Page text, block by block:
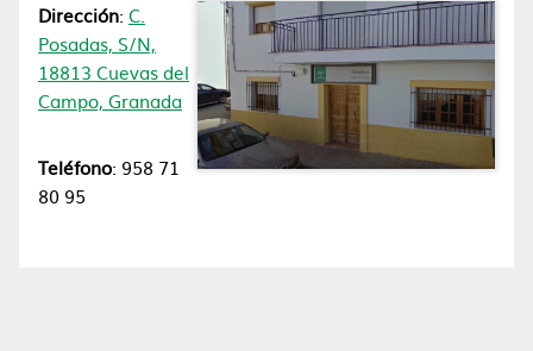
Dirección: C.
Posadas, S/N,
18813 Cuevas del
Campo, Granada
Teléfono: 958 71
80 95